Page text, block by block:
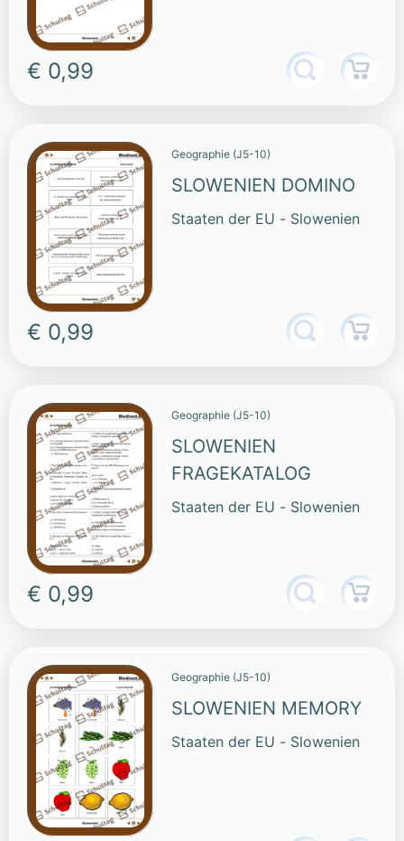
€ 0,99
Geographie (J5-10)
SLOWENIEN DOMINO
Staaten der EU - Slowenien
€ 0,99
Geographie (J5-10)
SLOWENIEN
FRAGEKATALOG
Staaten der EU - Slowenien
€ 0,99
Geographie (J5-10)
SLOWENIEN MEMORY
Staaten der EU - Slowenien